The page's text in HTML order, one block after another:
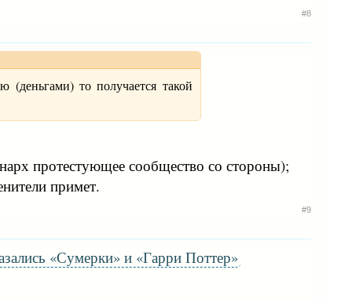
#8
то получается такой
протестующее сообщество со стороны);
примет.
#9
«Сумерки» и «Гарри Поттер»